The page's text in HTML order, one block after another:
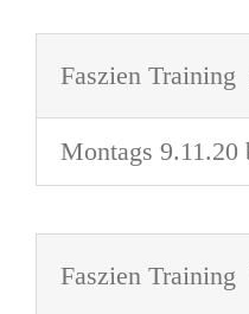
Faszien
Montags 9.11.20
Faszien